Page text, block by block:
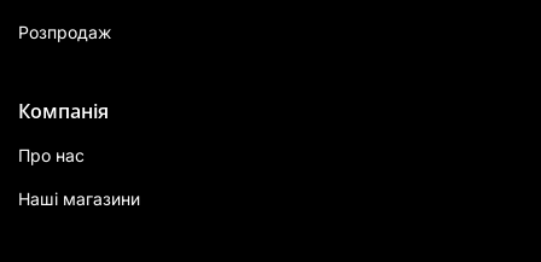
Розпродаж
Компанія
Про нас
Наші магазини